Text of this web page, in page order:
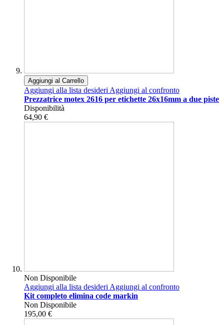
Aggiungi al Carrello
Aggiungi alla lista desideriAggiungi al confronto
Prezzatrice motex 2616 per etichette 26x16mm a due piste
Disponibilità
64,90 €
Non Disponibile
Aggiungi alla lista desideriAggiungi al confronto
Kit completo elimina code markin
Non Disponibile
195,00 €